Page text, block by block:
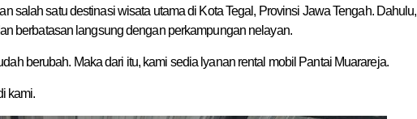
salah satu destinasi wisata utama di Kota Tegal, Provinsi Jawa Tengah. Dahulu,
berbatasan langsung dengan perkampungan nelayan.
berubah. Maka dari itu, kami sedia lyanan rental mobil Pantai Muarareja.
kami.